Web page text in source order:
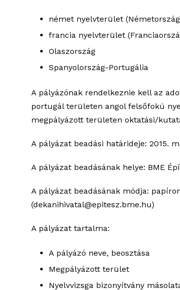
német nyelvterület
francia nyelvterület
Olaszország
Spanyolország-Portugália
A pályázónak rendelkeznie kell az
portugál területen angol felsőfokú
megpályázott területen oktatási/
A pályázat beadási határideje: 2015.
A pályázat beadásának helye: BME
A pályázat beadásának módja:
(dekanihivatal@epitesz.bme.hu)
A pályázat tartalma:
A pályázó neve, beosztása
Megpályázott terület
Nyelvvizsga bizonyítvány